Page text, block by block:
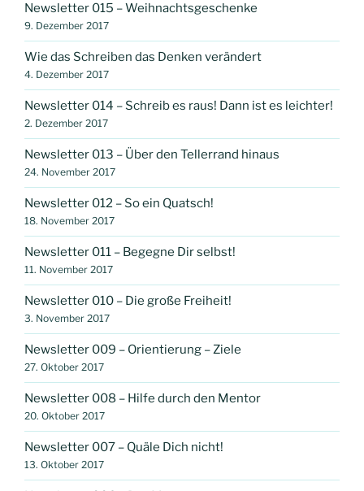
Newsletter 015 – Weihnachtsgeschenke
9. Dezember 2017
Wie das Schreiben das Denken verändert
4. Dezember 2017
Newsletter 014 – Schreib es raus! Dann ist es leichter!
2. Dezember 2017
Newsletter 013 – Über den Tellerrand hinaus
24. November 2017
Newsletter 012 – So ein Quatsch!
18. November 2017
Newsletter 011 – Begegne Dir selbst!
11. November 2017
Newsletter 010 – Die große Freiheit!
3. November 2017
Newsletter 009 – Orientierung – Ziele
27. Oktober 2017
Newsletter 008 – Hilfe durch den Mentor
20. Oktober 2017
Newsletter 007 – Quäle Dich nicht!
13. Oktober 2017